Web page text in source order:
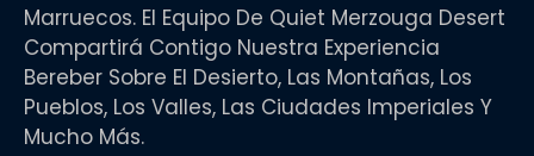
Marruecos. El Equipo De Quiet Merzouga Desert
Compartirá Contigo Nuestra Experiencia
Bereber Sobre El Desierto, Las Montañas, Los
Pueblos, Los Valles, Las Ciudades Imperiales Y
Mucho Más.